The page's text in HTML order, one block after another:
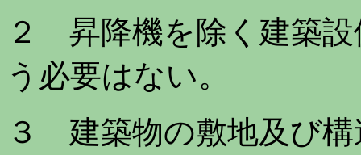
２ 昇降機を除く建築
う必要はない。
３ 建築物の敷地及び構